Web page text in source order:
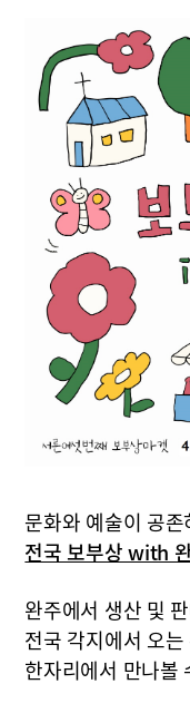
문화와 예술이 공
전국 보부상 with
완주에서 생산 및
전국 각지에서 오
한자리에서 만나볼